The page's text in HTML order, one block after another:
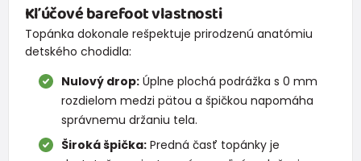
Kľúčové barefoot vlastnosti
Topánka dokonale rešpektuje prirodzenú anatómiu
detského chodidla:
Nulový drop: Úplne plochá podrážka s 0 mm
rozdielom medzi pätou a špičkou napomáha
správnemu držaniu tela.
Široká špička: Predná časť topánky je